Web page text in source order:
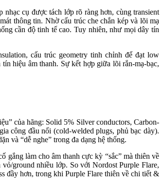
cụ được tách lớp rõ ràng hơn, cùng transient
thông tin. Nhờ cấu trúc che chắn kép và lõi mạ
cần độ tinh tế cao. Tuy nhiên, như mọi dây tín
cấu trúc geometry tinh chỉnh để đạt low
hiệu âm thanh. Sự kết hợp giữa lõi rắn-mạ-bạc,
của hãng: Solid 5% Silver conductors, Carbon-
công đầu nối (cold-welded plugs, phủ bạc dày).
và “dễ nghe” trong đa dạng hệ thống.
gắng làm cho âm thanh cực kỳ “sắc” mà thiên về
ground nhiều lớp. So với Nordost Purple Flare,
đầy hơn, trong khi Purple Flare thiên về chi tiết &